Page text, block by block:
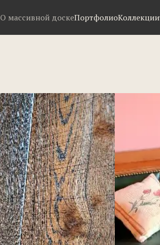
О массивной доскеПортфолиоКоллекции